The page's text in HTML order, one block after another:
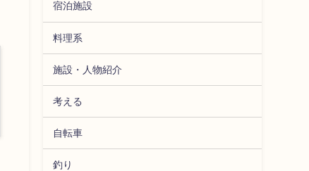
宿泊施設
料理系
施設・人物紹介
考える
自転車
釣り